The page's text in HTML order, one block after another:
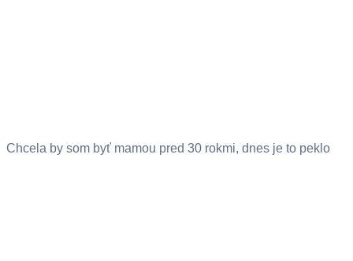
Chcela by som byť mamou pred 30 rokmi, dnes je to peklo